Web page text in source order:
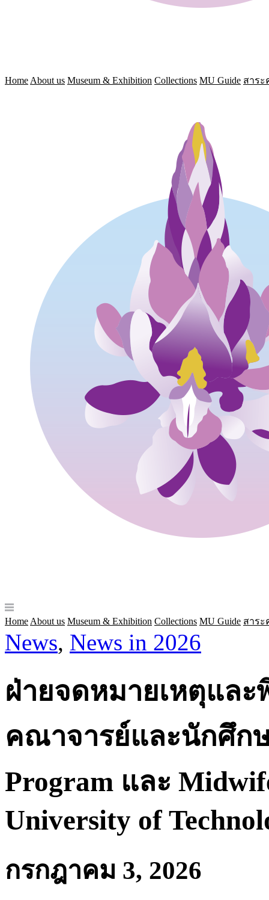
Home About us Museum & Exhibition Collections MU Guide สาระ
Home About us Museum & Exhibition Collections MU Guide สาระ
News, News in 2026
ฝ่ายจดหมายเหตุแล
คณาจารย์และนักศึก
Program และ
University of
กรกฎาคม 3, 2026